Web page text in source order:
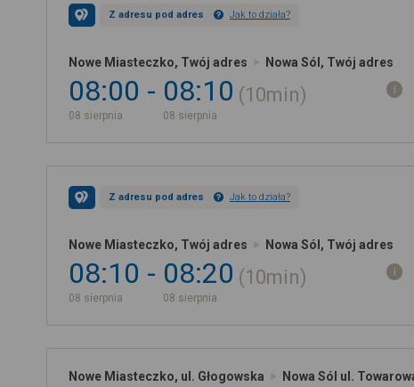
Z adresu pod adres Jak to działa?
Nowe Miasteczko, Twój adres Nowa Sól, Twój adres
08:00
08 sierpnia
08:10
08 sierpnia
10min
Z adresu pod adres Jak to działa?
Nowe Miasteczko, Twój adres Nowa Sól, Twój adres
08:10
08 sierpnia
08:20
08 sierpnia
10min
Nowe Miasteczko, ul. Głogowska Nowa Sól ul.